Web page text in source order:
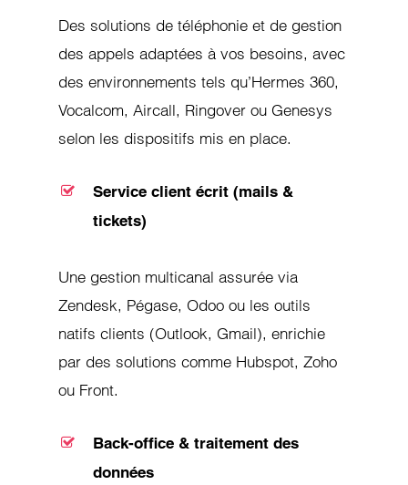
Des solutions de téléphonie et de gestion
des appels adaptées à vos besoins, avec
des environnements tels qu’Hermes 360,
Vocalcom, Aircall, Ringover ou Genesys
selon les dispositifs mis en place.
Service client écrit (mails &
tickets)
Une gestion multicanal assurée via
Zendesk, Pégase, Odoo ou les outils
natifs clients (Outlook, Gmail), enrichie
par des solutions comme Hubspot, Zoho
ou Front.
Back-office & traitement des
données